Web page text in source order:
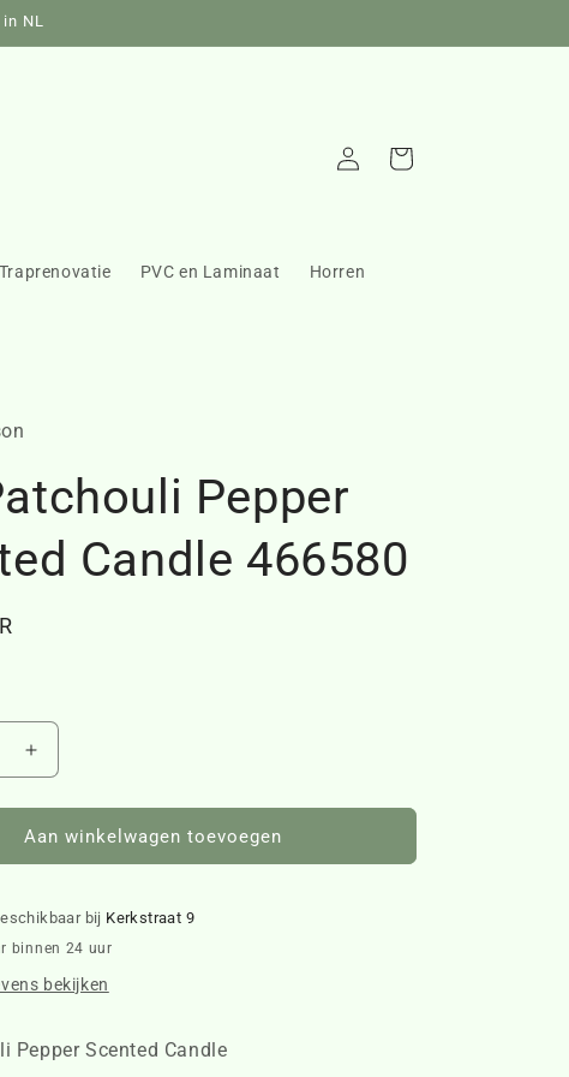
NL
Traprenovatie PVC en Laminaat Horren
InloggenWinkelwagen
Pepper
Candle 466580
Aantal
verhogen
voor
RM
Patchouli
Scented
Candle
Aan winkelwagen toevoegen
bij Kerkstraat 9
binnen 24 uur
bekijken
Pepper Scented Candle